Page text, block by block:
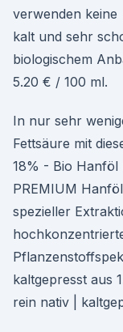
verwenden
kalt und sehr
biologischem
5.20 € / 100 ml.
In nur sehr
Fettsäure mit
18% - Bio Hanföl
PREMIUM
spezieller
kaltgepresst aus
rein nativ |